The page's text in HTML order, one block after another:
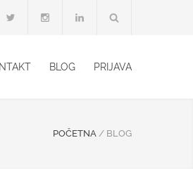
BLOG PRIJAVA
POČETNA / BLOG